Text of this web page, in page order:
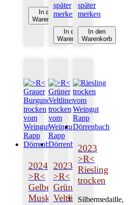
In den
Warenkorb
später
merken
In den
Warenkorb
später
merken
In den
Warenkorb
2024
>R<
Gelber
Muskateller
2023
>R<
Grüner
Veltliner
2023
>R<
Riesling
trocken
Silbermedaille,